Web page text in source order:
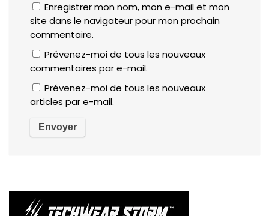
Enregistrer mon nom, mon e-mail et mon
site dans le navigateur pour mon prochain
commentaire.
Prévenez-moi de tous les nouveaux
commentaires par e-mail.
Prévenez-moi de tous les nouveaux
articles par e-mail.